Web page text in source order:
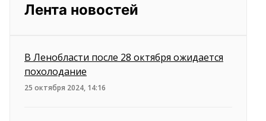
Лента новостей
В Ленобласти после 28 октября ожидается
похолодание
25 октября 2024, 14:16